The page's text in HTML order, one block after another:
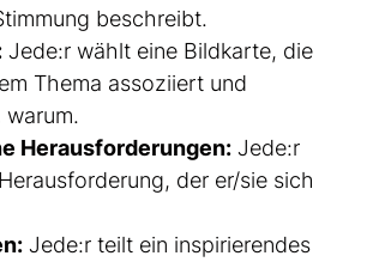
beschreibt.
Jede:r wählt eine Bildkarte, die
Thema assoziiert und
Herausforderungen: Jede:r
der er/sie sich
Jede:r teilt ein inspirierendes